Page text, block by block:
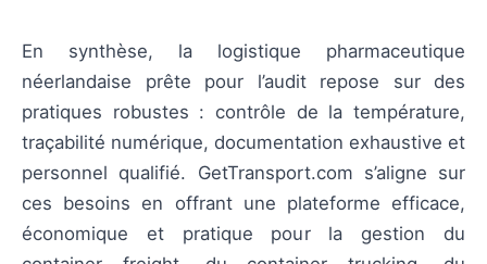
En synthèse, la logistique pharmaceutique
néerlandaise prête pour l’audit repose sur des
pratiques robustes : contrôle de la température,
traçabilité numérique, documentation exhaustive et
personnel qualifié. GetTransport.com s’aligne sur
ces besoins en offrant une plateforme efficace,
économique et pratique pour la gestion du